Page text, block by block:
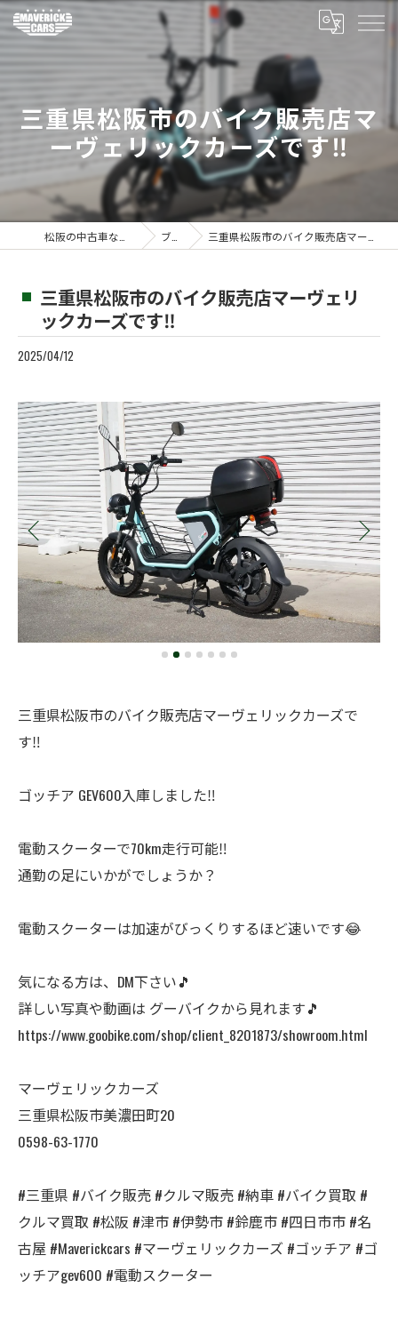
三重県松阪市のバイク販売店マ
ーヴェリックカーズです‼️
ブログ 三重県松阪市のバイク販売店マーヴェリックカーズです‼️
三重県松阪市のバイク販売店マーヴェリ
ックカーズです‼️
2025/04/12
三重県松阪市のバイク販売店マーヴェリックカーズで
す‼️
ゴッチア GEV600入庫しました‼️
電動スクーターで70km走行可能‼️
通勤の足にいかがでしょうか？
電動スクーターは加速がびっくりするほど速いです😂
気になる方は、DM下さい🎵
詳しい写真や動画は グーバイクから見れます🎵
https://www.goobike.com/shop/client_8201873/showroom.html
マーヴェリックカーズ
三重県松阪市美濃田町20
0598-63-1770
#三重県 #バイク販売 #クルマ販売 #納車 #バイク買取 #
クルマ買取 #松阪 #津市 #伊勢市 #鈴鹿市 #四日市市 #名
古屋 #Maverickcars #マーヴェリックカーズ #ゴッチア #ゴ
ッチアgev600 #電動スクーター